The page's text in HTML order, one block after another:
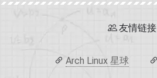
友情链接
Arch Linux 星球